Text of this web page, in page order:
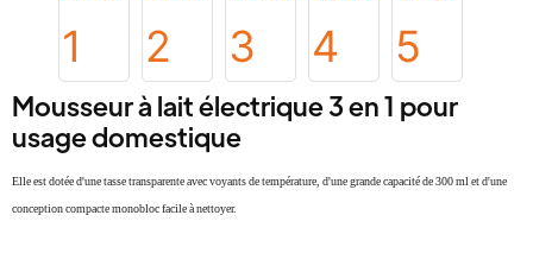
Mousseur à lait électrique 3 en 1 pour
usage domestique
Elle est dotée d'une tasse transparente avec voyants de température, d'une grande capacité de 300 ml et d'une
conception compacte monobloc facile à nettoyer.